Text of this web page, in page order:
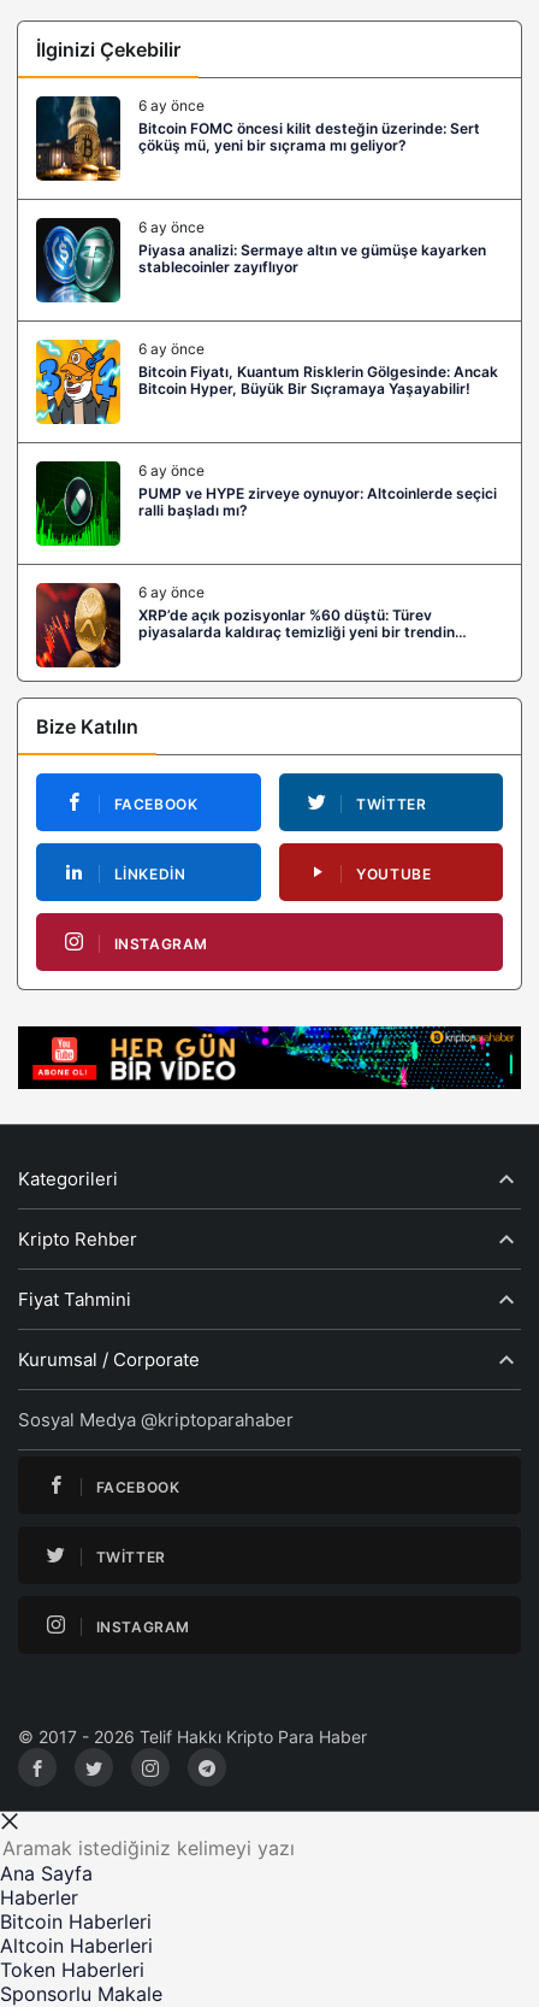
İlginizi Çekebilir
6 ay önce
Bitcoin FOMC öncesi kilit desteğin üzerinde: Sert
çöküş mü, yeni bir sıçrama mı geliyor?
6 ay önce
Piyasa analizi: Sermaye altın ve gümüşe kayarken
stablecoinler zayıflıyor
6 ay önce
Bitcoin Fiyatı, Kuantum Risklerin Gölgesinde: Ancak
Bitcoin Hyper, Büyük Bir Sıçramaya Yaşayabilir!
6 ay önce
PUMP ve HYPE zirveye oynuyor: Altcoinlerde seçici
ralli başladı mı?
6 ay önce
XRP’de açık pozisyonlar %60 düştü: Türev
piyasalarda kaldıraç temizliği yeni bir trendin
Bize Katılın
FACEBOOK TWITTER
LINKEDIN YOUTUBE
INSTAGRAM
Kategorileri
Kripto Rehber
Fiyat Tahmini
Kurumsal / Corporate
Sosyal Medya @kriptoparahaber
FACEBOOK
TWITTER
INSTAGRAM
© 2017 - 2026 Telif Hakkı Kripto Para Haber
Ana Sayfa
Haberler
Bitcoin Haberleri
Altcoin Haberleri
Token Haberleri
Sponsorlu Makale